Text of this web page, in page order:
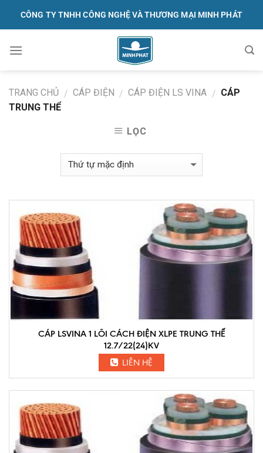
CÔNG TY TNHH CÔNG NGHỆ VÀ THƯƠNG MẠI MINH PHÁT
TRANG CHỦ / CÁP ĐIỆN / CÁP ĐIỆN LS VINA / CÁP
TRUNG THỂ
LỌC
CÁP LSVINA 1 LÕI CÁCH ĐIỆN XLPE TRUNG THẾ
12.7/22(24)KV
LIÊN HỆ
091.570.1368